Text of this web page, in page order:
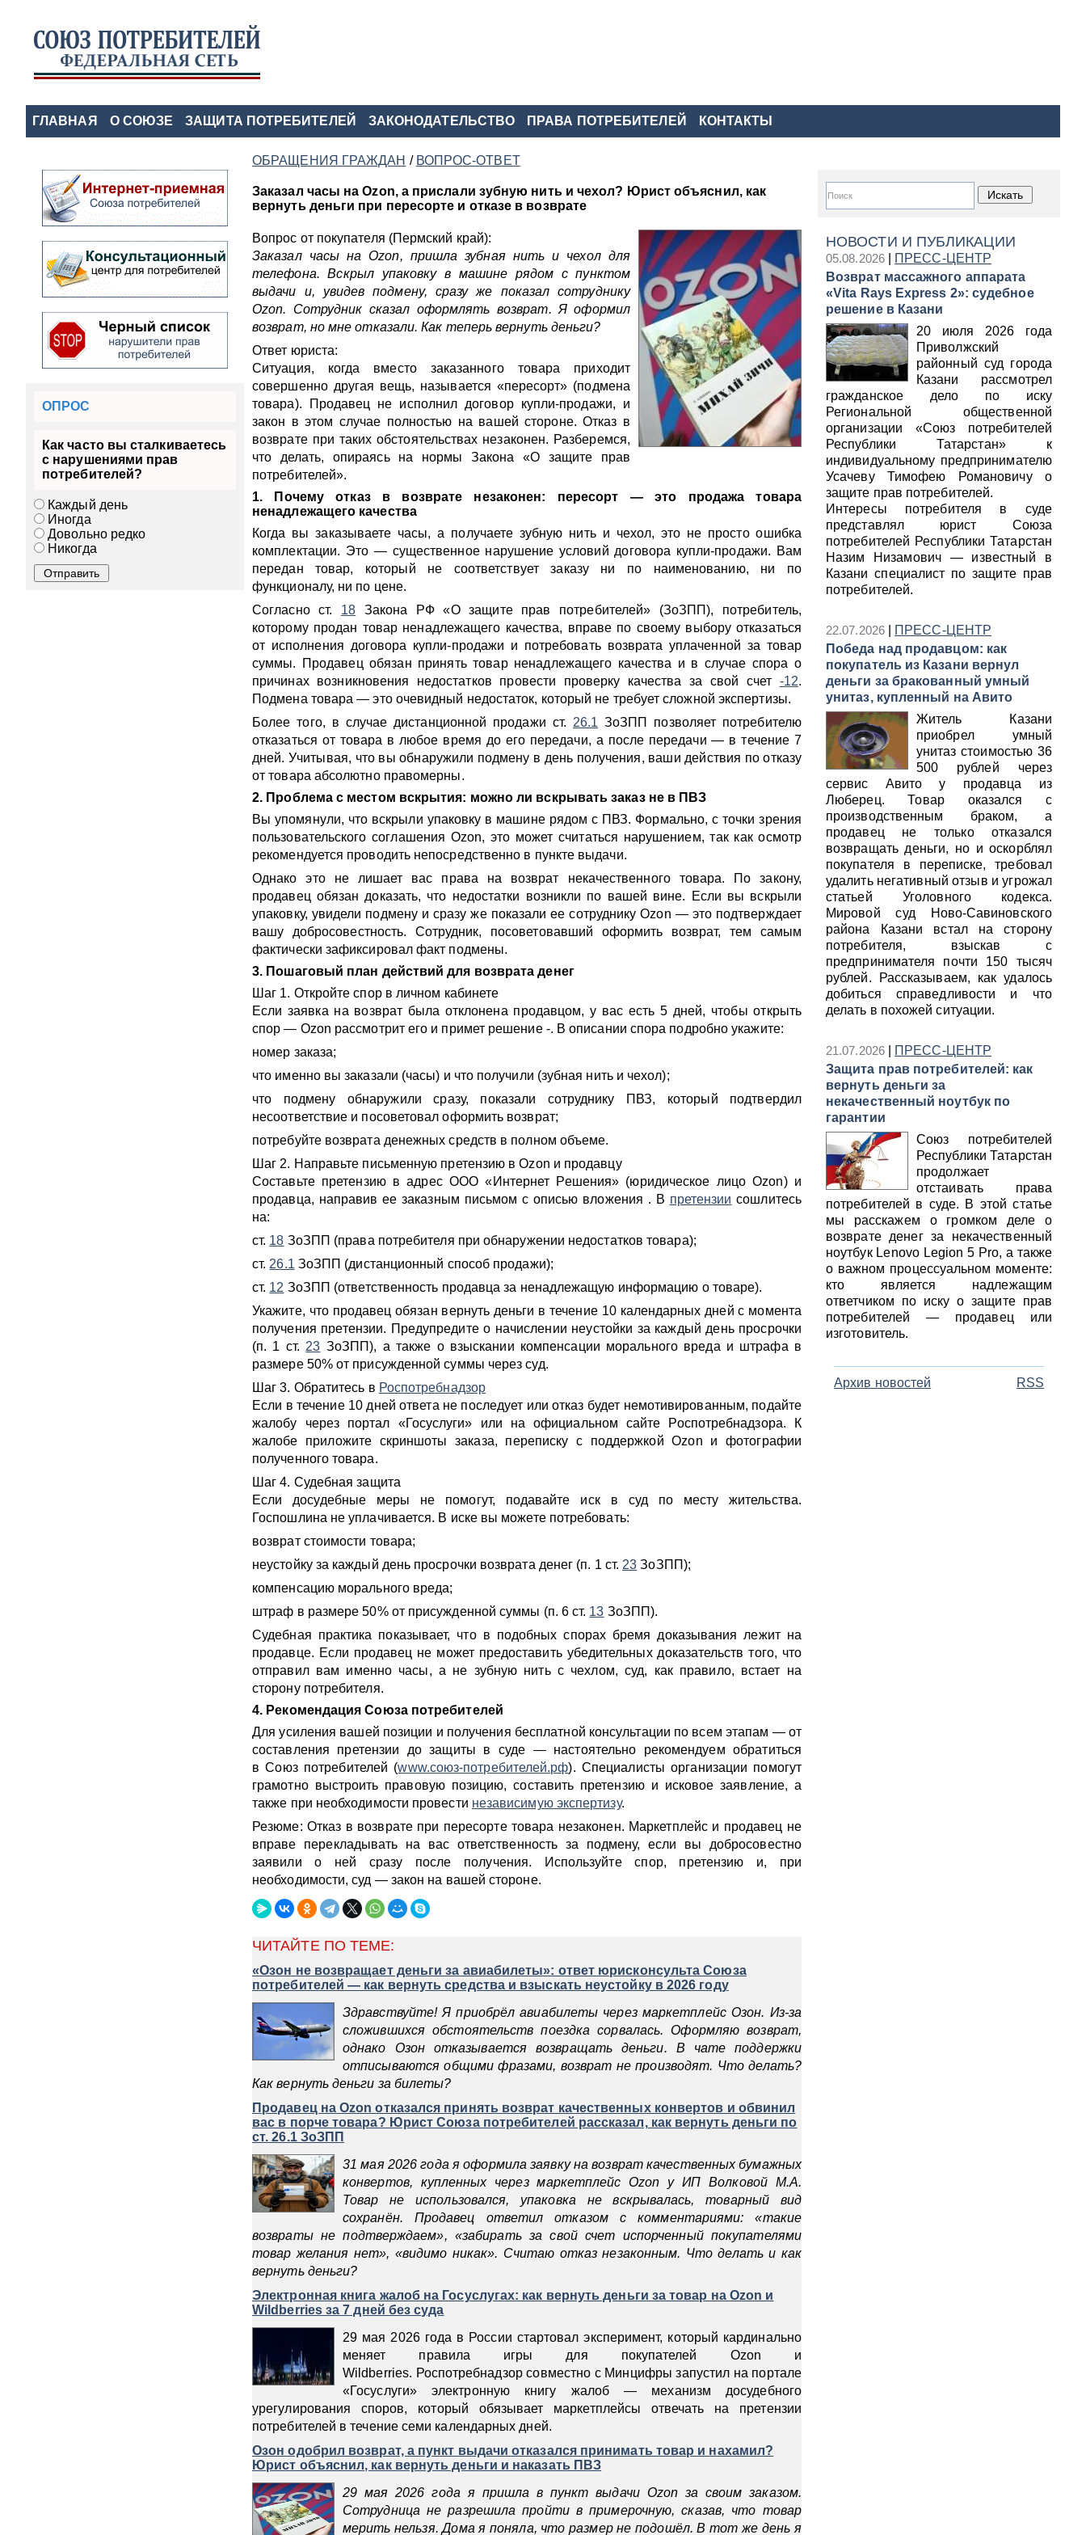
ГЛАВНАЯ О СОЮЗЕ ЗАЩИТА ПОТРЕБИТЕЛЕЙ ЗАКОНОДАТЕЛЬСТВО ПРАВА ПОТРЕБИТЕЛЕЙ КОНТАКТЫ
ОПРОС
Как часто вы сталкиваетесь
с нарушениями прав
потребителей?
Каждый день
Иногда
Довольно редко
Никогда
НОВОСТИ И ПУБЛИКАЦИИ
05.08.2026|
ПРЕСС-ЦЕНТР
Возврат массажного аппарата
«Vita Rays Express 2»: судебное
решение в Казани
20 июля 2026 года
Приволжский
районный суд города
Казани рассмотрел
гражданское дело по иску
Региональной общественной
организации «Союз потребителей
Республики Татарстан» к
индивидуальному предпринимателю
Усачеву Тимофею Романовичу о
защите прав потребителей.
Интересы потребителя в суде
представлял юрист Союза
потребителей Республики Татарстан
Назим Низамович — известный в
Казани специалист по защите прав
потребителей.
22.07.2026|
ПРЕСС-ЦЕНТР
Победа над продавцом: как
покупатель из Казани вернул
деньги за бракованный умный
унитаз, купленный на Авито
Житель Казани
приобрел умный
унитаз стоимостью 36
500 рублей через
сервис Авито у продавца из
Люберец. Товар оказался с
производственным браком, а
продавец не только отказался
возвращать деньги, но и оскорблял
покупателя в переписке, требовал
удалить негативный отзыв и угрожал
статьей Уголовного кодекса.
Мировой суд Ново-Савиновского
района Казани встал на сторону
потребителя, взыскав с
предпринимателя почти 150 тысяч
рублей. Рассказываем, как удалось
добиться справедливости и что
делать в похожей ситуации.
21.07.2026|
ПРЕСС-ЦЕНТР
Защита прав потребителей: как
вернуть деньги за
некачественный ноутбук по
гарантии
Союз потребителей
Республики Татарстан
продолжает
отстаивать права
потребителей в суде. В этой статье
мы расскажем о громком деле о
возврате денег за некачественный
ноутбук Lenovo Legion 5 Pro, а также
о важном процессуальном моменте:
кто является надлежащим
ответчиком по иску о защите прав
потребителей — продавец или
изготовитель.
Архив новостей RSS
ОБРАЩЕНИЯ ГРАЖДАН / ВОПРОС-ОТВЕТ
Заказал часы на Ozon, а прислали зубную нить и чехол? Юрист объяснил, как
вернуть деньги при пересорте и отказе в возврате
Вопрос от покупателя (Пермский край):
Заказал часы на Ozon, пришла зубная нить и чехол для
телефона. Вскрыл упаковку в машине рядом с пунктом
выдачи и, увидев подмену, сразу же показал сотруднику
Ozon. Сотрудник сказал оформлять возврат. Я оформил
возврат, но мне отказали. Как теперь вернуть деньги?
Ответ юриста:
Ситуация, когда вместо заказанного товара приходит
совершенно другая вещь, называется «пересорт» (подмена
товара). Продавец не исполнил договор купли-продажи, и
закон в этом случае полностью на вашей стороне. Отказ в
возврате при таких обстоятельствах незаконен. Разберемся,
что делать, опираясь на нормы Закона «О защите прав
потребителей».
1. Почему отказ в возврате незаконен: пересорт — это продажа товара
ненадлежащего качества
Когда вы заказываете часы, а получаете зубную нить и чехол, это не просто ошибка
комплектации. Это — существенное нарушение условий договора купли-продажи. Вам
передан товар, который не соответствует заказу ни по наименованию, ни по
функционалу, ни по цене.
Согласно ст. 18 Закона РФ «О защите прав потребителей» (ЗоЗПП), потребитель,
которому продан товар ненадлежащего качества, вправе по своему выбору отказаться
от исполнения договора купли-продажи и потребовать возврата уплаченной за товар
суммы. Продавец обязан принять товар ненадлежащего качества и в случае спора о
причинах возникновения недостатков провести проверку качества за свой счет -12.
Подмена товара — это очевидный недостаток, который не требует сложной экспертизы.
Более того, в случае дистанционной продажи ст. 26.1 ЗоЗПП позволяет потребителю
отказаться от товара в любое время до его передачи, а после передачи — в течение 7
дней. Учитывая, что вы обнаружили подмену в день получения, ваши действия по отказу
от товара абсолютно правомерны.
2. Проблема с местом вскрытия: можно ли вскрывать заказ не в ПВЗ
Вы упомянули, что вскрыли упаковку в машине рядом с ПВЗ. Формально, с точки зрения
пользовательского соглашения Ozon, это может считаться нарушением, так как осмотр
рекомендуется проводить непосредственно в пункте выдачи.
Однако это не лишает вас права на возврат некачественного товара. По закону,
продавец обязан доказать, что недостатки возникли по вашей вине. Если вы вскрыли
упаковку, увидели подмену и сразу же показали ее сотруднику Ozon — это подтверждает
вашу добросовестность. Сотрудник, посоветовавший оформить возврат, тем самым
фактически зафиксировал факт подмены.
3. Пошаговый план действий для возврата денег
Шаг 1. Откройте спор в личном кабинете
Если заявка на возврат была отклонена продавцом, у вас есть 5 дней, чтобы открыть
спор — Ozon рассмотрит его и примет решение -. В описании спора подробно укажите:
номер заказа;
что именно вы заказали (часы) и что получили (зубная нить и чехол);
что подмену обнаружили сразу, показали сотруднику ПВЗ, который подтвердил
несоответствие и посоветовал оформить возврат;
потребуйте возврата денежных средств в полном объеме.
Шаг 2. Направьте письменную претензию в Ozon и продавцу
Составьте претензию в адрес ООО «Интернет Решения» (юридическое лицо Ozon) и
продавца, направив ее заказным письмом с описью вложения . В претензии сошлитесь
на:
ст. 18 ЗоЗПП (права потребителя при обнаружении недостатков товара);
ст. 26.1 ЗоЗПП (дистанционный способ продажи);
ст. 12 ЗоЗПП (ответственность продавца за ненадлежащую информацию о товаре).
Укажите, что продавец обязан вернуть деньги в течение 10 календарных дней с момента
получения претензии. Предупредите о начислении неустойки за каждый день просрочки
(п. 1 ст. 23 ЗоЗПП), а также о взыскании компенсации морального вреда и штрафа в
размере 50% от присужденной суммы через суд.
Шаг 3. Обратитесь в Роспотребнадзор
Если в течение 10 дней ответа не последует или отказ будет немотивированным, подайте
жалобу через портал «Госуслуги» или на официальном сайте Роспотребнадзора. К
жалобе приложите скриншоты заказа, переписку с поддержкой Ozon и фотографии
полученного товара.
Шаг 4. Судебная защита
Если досудебные меры не помогут, подавайте иск в суд по месту жительства.
Госпошлина не уплачивается. В иске вы можете потребовать:
возврат стоимости товара;
неустойку за каждый день просрочки возврата денег (п. 1 ст. 23 ЗоЗПП);
компенсацию морального вреда;
штраф в размере 50% от присужденной суммы (п. 6 ст. 13 ЗоЗПП).
Судебная практика показывает, что в подобных спорах бремя доказывания лежит на
продавце. Если продавец не может предоставить убедительных доказательств того, что
отправил вам именно часы, а не зубную нить с чехлом, суд, как правило, встает на
сторону потребителя.
4. Рекомендация Союза потребителей
Для усиления вашей позиции и получения бесплатной консультации по всем этапам — от
составления претензии до защиты в суде — настоятельно рекомендуем обратиться
в Союз потребителей (www.союз-потребителей.рф). Специалисты организации помогут
грамотно выстроить правовую позицию, составить претензию и исковое заявление, а
также при необходимости провести независимую экспертизу.
Резюме: Отказ в возврате при пересорте товара незаконен. Маркетплейс и продавец не
вправе перекладывать на вас ответственность за подмену, если вы добросовестно
заявили о ней сразу после получения. Используйте спор, претензию и, при
необходимости, суд — закон на вашей стороне.
ЧИТАЙТЕ ПО ТЕМЕ:
«Озон не возвращает деньги за авиабилеты»: ответ юрисконсульта Союза
потребителей — как вернуть средства и взыскать неустойку в 2026 году
Здравствуйте! Я приобрёл авиабилеты через маркетплейс Озон. Из-за
сложившихся обстоятельств поездка сорвалась. Оформляю возврат,
однако Озон отказывается возвращать деньги. В чате поддержки
отписываются общими фразами, возврат не производят. Что делать?
Как вернуть деньги за билеты?
Продавец на Ozon отказался принять возврат качественных конвертов и обвинил
вас в порче товара? Юрист Союза потребителей рассказал, как вернуть деньги по
ст. 26.1 ЗоЗПП
31 мая 2026 года я оформила заявку на возврат качественных бумажных
конвертов, купленных через маркетплейс Ozon у ИП Волковой М.А.
Товар не использовался, упаковка не вскрывалась, товарный вид
сохранён. Продавец ответил отказом с комментариями: «такие
возвраты не подтверждаем», «забирать за свой счет испорченный покупателями
товар желания нет», «видимо никак». Считаю отказ незаконным. Что делать и как
вернуть деньги?
Электронная книга жалоб на Госуслугах: как вернуть деньги за товар на Ozon и
Wildberries за 7 дней без суда
29 мая 2026 года в России стартовал эксперимент, который кардинально
меняет правила игры для покупателей Ozon и
Wildberries. Роспотребнадзор совместно с Минцифры запустил на портале
«Госуслуги» электронную книгу жалоб — механизм досудебного
урегулирования споров, который обязывает маркетплейсы отвечать на претензии
потребителей в течение семи календарных дней.
Озон одобрил возврат, а пункт выдачи отказался принимать товар и нахамил?
Юрист объяснил, как вернуть деньги и наказать ПВЗ
29 мая 2026 года я пришла в пункт выдачи Ozon за своим заказом.
Сотрудница не разрешила пройти в примерочную, сказав, что товар
мерить нельзя. Дома я поняла, что размер не подошёл. В тот же день я